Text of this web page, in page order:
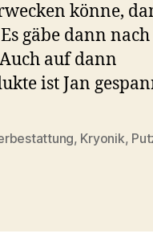
könne,
gäbe dann nach
auf dann
ist Jan
, Kryonik,